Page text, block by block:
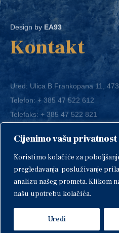
Cijenimo vašu privatnost
Koristimo kolačiće za
pregledavanja, posluživanje
analizu našeg prometa. Klikom
našu upotrebu kolačića.
Uredi
Design by EA93
Kontakt
Telefon:+ 385 47 522 612
Telefaks: + 385 47 522 821
E-mail:grad-ogulin@ogulin.hr
IBAN: HR1424020061829700009